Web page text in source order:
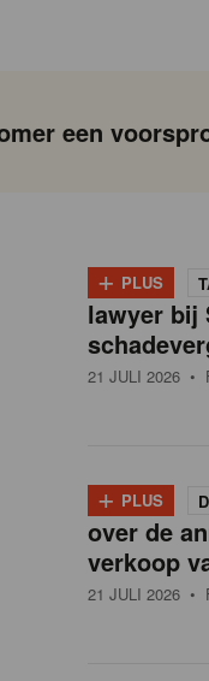
een
+ PLUS
lawyer bij
21 JULI 2026 •
+ PLUS
over de
verkoop
21 JULI 2026 •
P
a
g
i
i
o
n
Vorige
Page
Page
Page
Page
Current
page
Page
Page
Page
Page
Volgende